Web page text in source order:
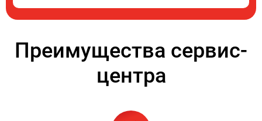
Преимущества сервис-
центра